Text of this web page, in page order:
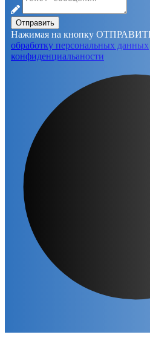
Отправить
Нажимая на кнопку
обработку персональных данных
конфиденциальаности